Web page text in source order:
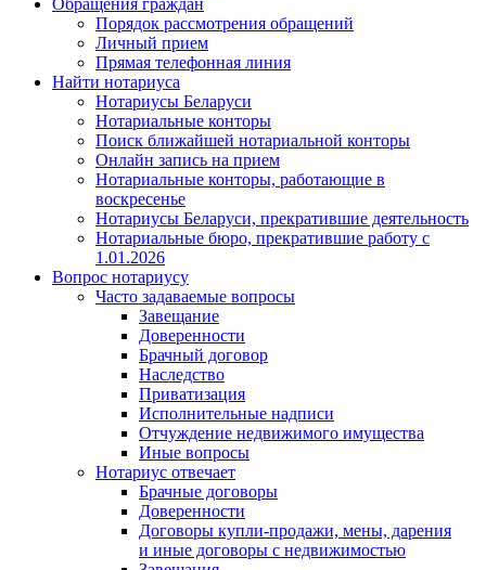
Порядок рассмотрения обращений
Личный прием
Прямая телефонная линия
Найти нотариуса
Нотариусы Беларуси
Нотариальные конторы
Поиск ближайшей нотариальной конторы
Онлайн запись на прием
Нотариальные конторы, работающие в
воскресенье
Нотариусы Беларуси, прекратившие деятельность
Нотариальные бюро, прекратившие работу с
1.01.2026
Вопрос нотариусу
Часто задаваемые вопросы
Завещание
Доверенности
Брачный договор
Наследство
Приватизация
Исполнительные надписи
Отчуждение недвижимого имущества
Иные вопросы
Нотариус отвечает
Брачные договоры
Доверенности
Договоры купли-продажи, мены, дарения
и иные договоры с недвижимостью